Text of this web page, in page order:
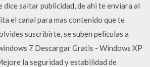
dice saltar publicidad, de ahi te enviara al
el canal para mas contenido que te
suscribirte, se suben peliculas a
7 Descargar Gratis - Windows XP
la seguridad y estabilidad de